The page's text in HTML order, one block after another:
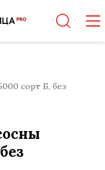
сорт Б, без